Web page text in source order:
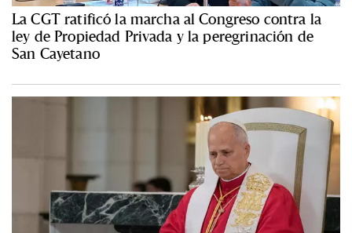
La CGT ratificó la marcha al Congreso contra la
ley de Propiedad Privada y la peregrinación de
San Cayetano